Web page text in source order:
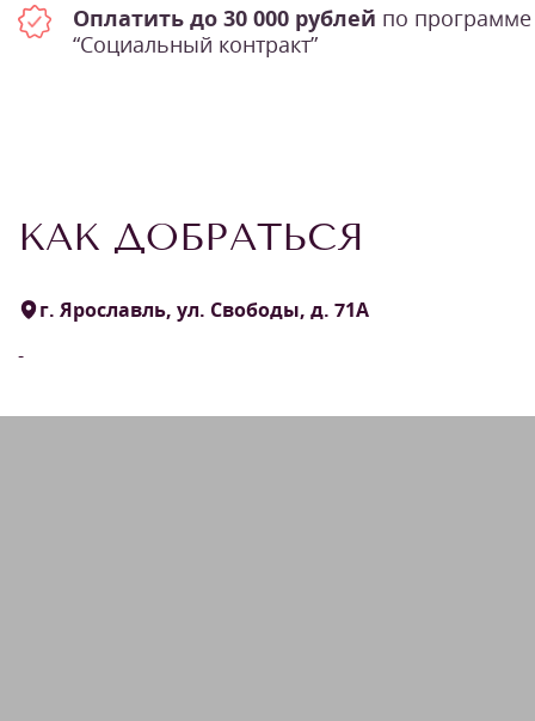
Оплатить до 30 000 рублей по программе
“Социальный контракт”
КАК ДОБРАТЬСЯ
г. Ярославль, ул. Свободы, д. 71А
-